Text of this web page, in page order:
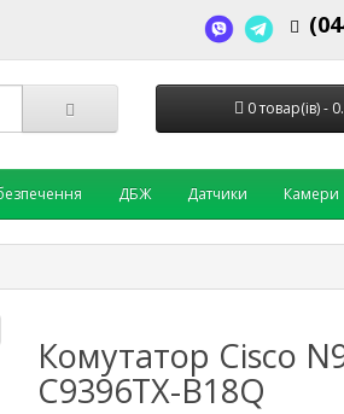
0 товар(ів) -
ДБЖ Датчики Камери
Комутатор Cisco
C9396TX-B18Q